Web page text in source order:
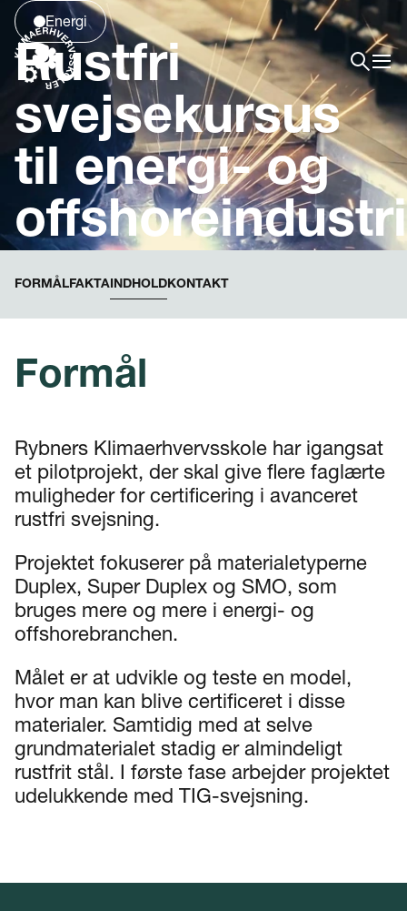
Energi
Rustfri
svejsekursus
til energi- og
FORMÅLFAKTAINDHOLDKONTAKT
Formål
Rybners Klimaerhvervsskole har igangsat
et pilotprojekt, der skal give flere faglærte
muligheder for certificering i avanceret
rustfri svejsning.
Projektet fokuserer på materialetyperne
Duplex, Super Duplex og SMO, som
bruges mere og mere i energi- og
offshorebranchen.
Målet er at udvikle og teste en model,
hvor man kan blive certificeret i disse
materialer. Samtidig med at selve
grundmaterialet stadig er almindeligt
rustfrit stål. I første fase arbejder projektet
udelukkende med TIG-svejsning.